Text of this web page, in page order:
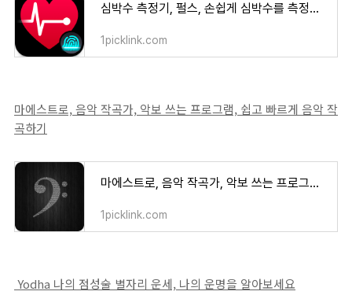
심박수 측정기, 펄스, 손쉽게 심박수를 측정하고 건강을 관리하세요
1picklink.com
마에스트로, 음악 작곡가, 악보 쓰는 프로그램, 쉽고 빠르게 음악 작
곡하기
마에스트로, 음악 작곡가, 악보 쓰는 프로그램, 쉽고 빠르게 음악 작곡하기
1picklink.com
Yodha 나의 점성술 별자리 운세, 나의 운명을 알아보세요